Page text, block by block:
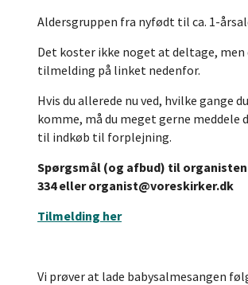
Aldersgruppen fra nyfødt til ca. 1-
Det koster ikke noget at deltage, men
tilmelding på linket nedenfor.
Hvis du allerede nu ved, hvilke gange
komme, må du meget gerne meddele
til indkøb til forplejning.
Spørgsmål (og afbud) til organisten
334 eller organist@voreskirker.dk
Tilmelding her
Vi prøver at lade babysalmesangen